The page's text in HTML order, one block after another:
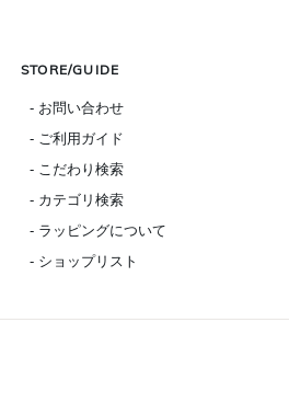
STORE/GUIDE
- お問い合わせ
- ご利用ガイド
- こだわり検索
- カテゴリ検索
- ラッピングについて
- ショップリスト